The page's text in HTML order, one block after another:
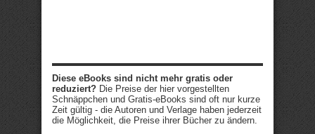
Diese eBooks sind nicht mehr gratis oder
reduziert? Die Preise der hier vorgestellten
Schnäppchen und Gratis-eBooks sind oft nur kurze
Zeit gültig - die Autoren und Verlage haben jederzeit
die Möglichkeit, die Preise ihrer Bücher zu ändern.